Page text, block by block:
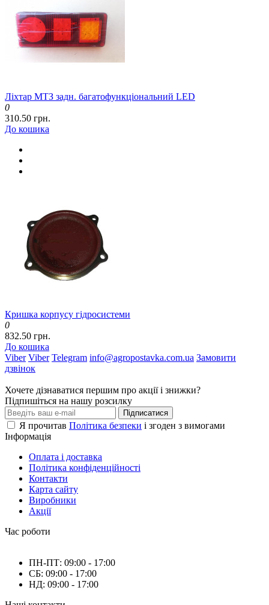
Ліхтар МТЗ задн. багатофункціональний LED
0
310.50 грн.
До кошика
Кришка корпусу гідросистеми
0
832.50 грн.
До кошика
Viber Viber Telegram info@agropostavka.com.ua Замовити
дзвінок
Хочете дізнаватися першим про акції і знижки?
Підпишіться на нашу розсилку
Підписатися
Я прочитав Політика безпеки і згоден з вимогами
Інформація
Оплата і доставка
Політика конфіденційності
Контакти
Карта сайту
Виробники
Акції
Час роботи
ПН-ПТ: 09:00 - 17:00
СБ: 09:00 - 17:00
НД: 09:00 - 17:00